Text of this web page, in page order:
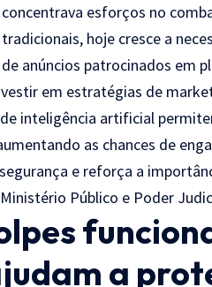
esforços no
hoje cresce a
anúncios patrocinados em
em estratégias de
inteligência artificial
as chances de
e reforça a
Público e Poder
a